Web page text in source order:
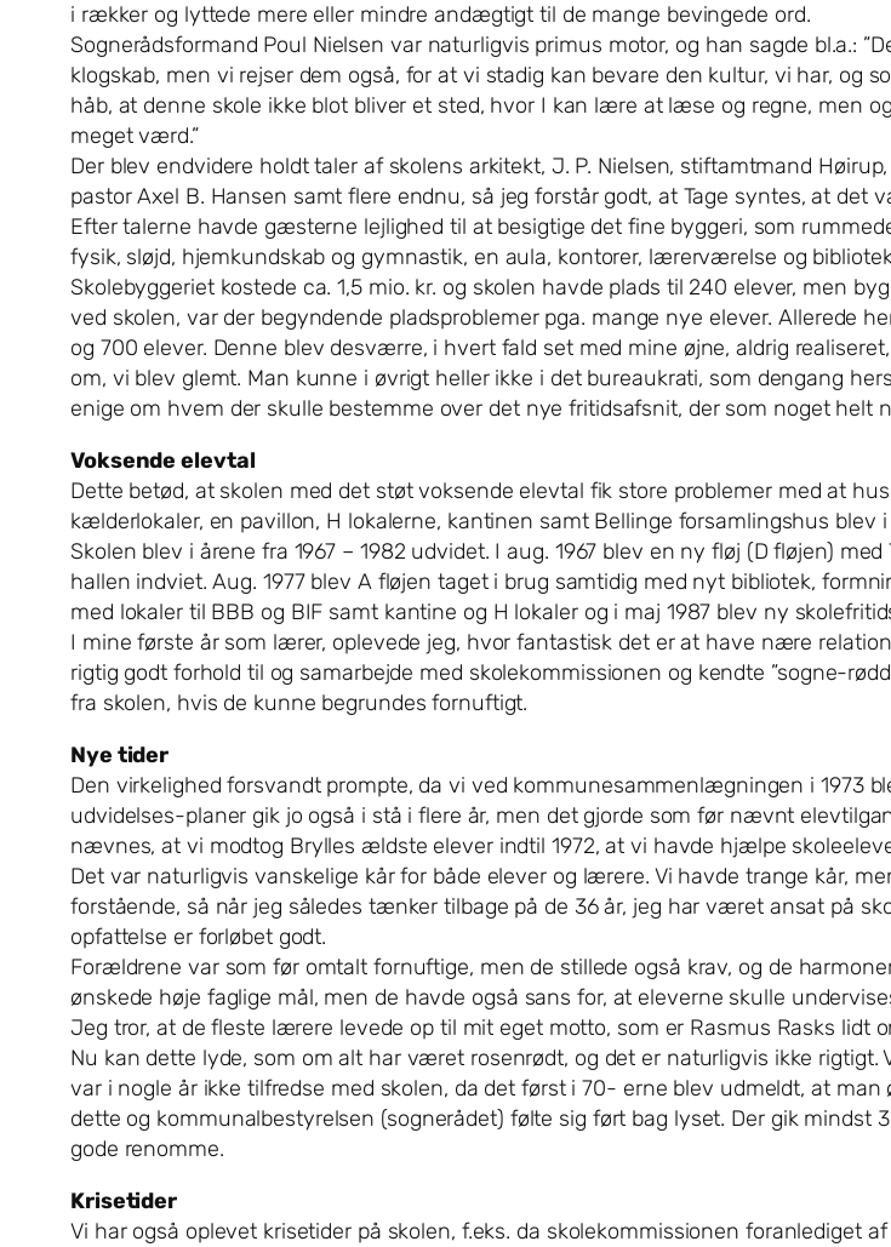
i rækker og lyttede mere eller mindre andægtigt til de mange bevingede ord.
Sognerådsformand Poul Nielsen var naturligvis primus motor, og han sagde bl.a.:
klogskab, men vi rejser dem også, for at vi stadig kan bevare den kultur, vi har, og
håb, at denne skole ikke blot bliver et sted, hvor I kan lære at læse og regne, men
meget værd.”
Der blev endvidere holdt taler af skolens arkitekt, J. P. Nielsen, stiftamtmand
pastor Axel B. Hansen samt flere endnu, så jeg forstår godt, at Tage syntes, at det
Efter talerne havde gæsterne lejlighed til at besigtige det fine byggeri, som
fysik, sløjd, hjemkundskab og gymnastik, en aula, kontorer, lærerværelse og
Skolebyggeriet kostede ca. 1,5 mio. kr. og skolen havde plads til 240 elever, men
ved skolen, var der begyndende pladsproblemer pga. mange nye elever. Allerede
og 700 elever. Denne blev desværre, i hvert fald set med mine øjne, aldrig
om, vi blev glemt. Man kunne i øvrigt heller ikke i det bureaukrati, som dengang
enige om hvem der skulle bestemme over det nye fritidsafsnit, der som noget helt
Voksende elevtal
Dette betød, at skolen med det støt voksende elevtal fik store problemer med at
kælderlokaler, en pavillon, H lokalerne, kantinen samt Bellinge forsamlingshus blev
Skolen blev i årene fra 1967 – 1982 udvidet. I aug. 1967 blev en ny fløj (D fløjen)
hallen indviet. Aug. 1977 blev A fløjen taget i brug samtidig med nyt bibliotek,
med lokaler til BBB og BIF samt kantine og H lokaler og i maj 1987 blev ny
I mine første år som lærer, oplevede jeg, hvor fantastisk det er at have nære
rigtig godt forhold til og samarbejde med skolekommissionen og kendte ”sogne-
fra skolen, hvis de kunne begrundes fornuftigt.
Nye tider
Den virkelighed forsvandt prompte, da vi ved kommunesammenlægningen i 1973
udvidelses-planer gik jo også i stå i flere år, men det gjorde som før nævnt
nævnes, at vi modtog Brylles ældste elever indtil 1972, at vi havde hjælpe
Det var naturligvis vanskelige kår for både elever og lærere. Vi havde trange kår,
forstående, så når jeg således tænker tilbage på de 36 år, jeg har været ansat på
opfattelse er forløbet godt.
Forældrene var som før omtalt fornuftige, men de stillede også krav, og de
ønskede høje faglige mål, men de havde også sans for, at eleverne skulle
Jeg tror, at de fleste lærere levede op til mit eget motto, som er Rasmus Rasks lidt
Nu kan dette lyde, som om alt har været rosenrødt, og det er naturligvis ikke
var i nogle år ikke tilfredse med skolen, da det først i 70- erne blev udmeldt, at
dette og kommunalbestyrelsen (sognerådet) følte sig ført bag lyset. Der gik
gode renomme.
Krisetider
Vi har også oplevet krisetider på skolen, f.eks. da skolekommissionen foranlediget